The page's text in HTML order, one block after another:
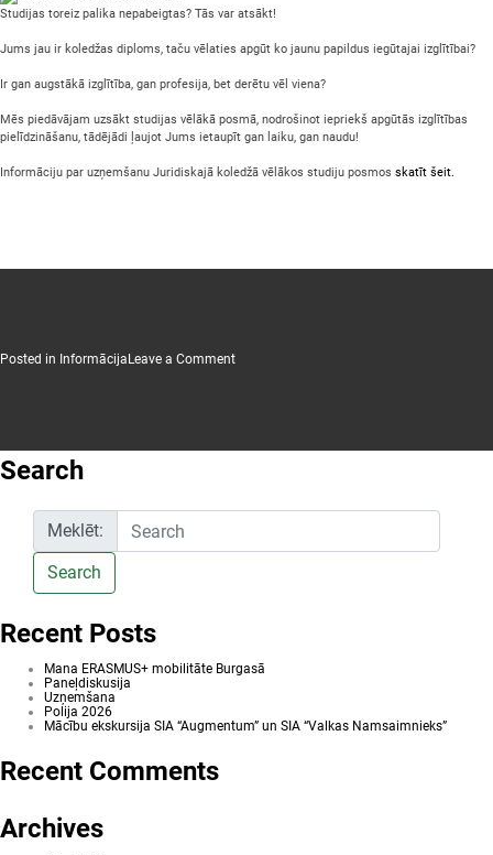
Studijas toreiz palika nepabeigtas? Tās var atsākt!
Jums jau ir koledžas diploms, taču vēlaties apgūt ko jaunu papildus iegūtajai izglītībai?
Ir gan augstākā izglītība, gan profesija, bet derētu vēl viena?
Mēs piedāvājam uzsākt studijas vēlākā posmā, nodrošinot iepriekš apgūtās izglītības
pielīdzināšanu, tādējādi ļaujot Jums ietaupīt gan laiku, gan naudu!
Informāciju par uzņemšanu Juridiskajā koledžā vēlākos studiju posmos skatīt šeit.
Posted in Informācija Leave a Commenton
Search
Meklēt:
Search
Recent Posts
Mana ERASMUS+ mobilitāte Burgasā
Paneļdiskusija
Uzņemšana
Polija 2026
Mācību ekskursija SIA “Augmentum” un SIA “Valkas Namsaimnieks”
Recent Comments
Archives